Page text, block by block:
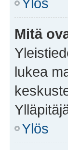
Mitä
lukea
Ylös